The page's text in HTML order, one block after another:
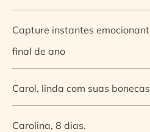
Capture instantes
final de ano
Carol, linda com suas bonecas
Carolina, 8 dias.